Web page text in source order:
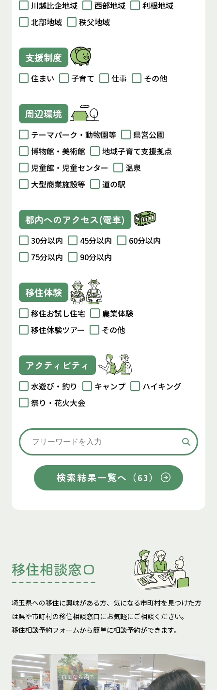
川越比企地域
西部地域
利根地域
北部地域
秩父地域
支援制度
住まい 子育て 仕事 その他
周辺環境
テーマパーク・動物園等
県営公園
博物館・美術館
地域子育て支援拠点
児童館・児童センター
温泉
大型商業施設等
道の駅
都内へのアクセス(電車)
30分以内 45分以内
60分以内
75分以内
90分以内
移住体験
移住お試し住宅
農業体験
移住体験ツアー
その他
アクティビティ
水遊び・釣り キャンプ
ハイキング
祭り・花火大会
移住相談窓口
埼玉県への移住に興味がある方、気になる市町村を見つけた方
は県や市町村の移住相談窓口にお気軽にご相談ください。
移住相談予約フォームから簡単に相談予約ができます。